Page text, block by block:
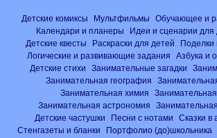
Детские комиксы Мультфильмы
Обучающее и
Календари и планеры
Идеи и сценарии
Детские квесты
Раскраски для детей
Поделки
Логические и развивающие задания
Азбука и
Детские стихи
Занимательные загадки
Занимательная география
Занимательная химия
Занимательная астрономия
Детские частушки
Песни с нотами
Сказки в
Стенгазеты и бланки
Портфолио (до)школьника